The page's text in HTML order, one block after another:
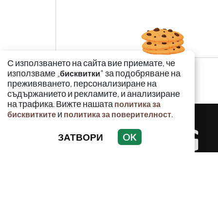
С използването на сайта вие приемате, че
използваме „бисквитки" за подобряване на
преживяването, персонализиране на
съдържанието и рекламите, и анализиране
на трафика. Вижте нашата политика за
бисквитките и политика за поверителност.
ЗАТВОРИ OK